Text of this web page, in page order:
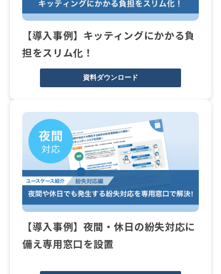
【導入事例】キッティングにかかる負
担をスリム化！
資料ダウンロード
【導入事例】夜間・休日の紛失対応に
備え専用窓口を設置